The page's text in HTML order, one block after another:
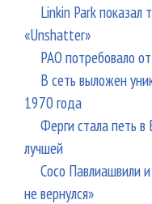
Linkin Park показал
«Unshatter»
РАО потребовало
В сеть выложен
1970 года
Ферги стала петь в
лучшей
Сосо Павлиашвили
не вернулся»